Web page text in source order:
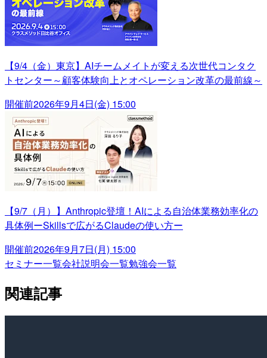
【9/4（金）東京】AIチームメイトが変える次世代コンタク
トセンター～顧客体験向上とオペレーション改革の最前線～
開催前2026年9月4日(金) 15:00
【9/7（月）】Anthropic登壇！AIによる自治体業務効率化の
具体例ーSkillsで広がるClaudeの使い方ー
開催前2026年9月7日(月) 15:00
セミナー一覧会社説明会一覧勉強会一覧
関連記事